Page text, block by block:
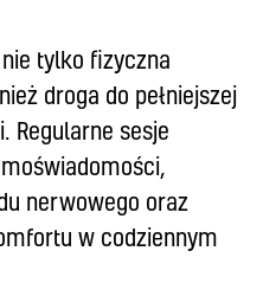
tylko fizyczna
droga do pełniejszej
Regularne sesje
nerwowego oraz
w codziennym